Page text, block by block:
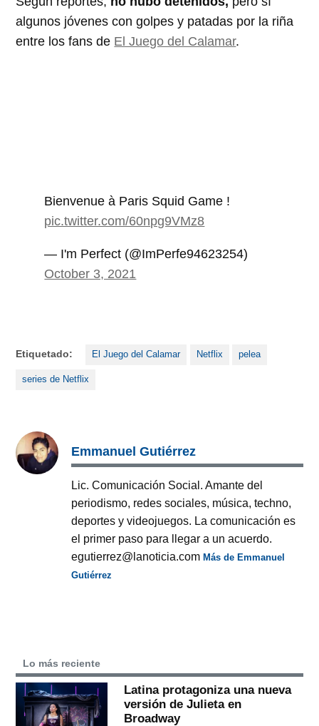
algunos jóvenes con golpes y patadas por la riña
entre los fans de El Juego del Calamar.
Bienvenue à Paris Squid Game !
pic.twitter.com/60npg9VMz8
— I'm Perfect (@ImPerfe94623254)
October 3, 2021
Etiquetado: El Juego del Calamar Netflix pelea
series de Netflix
Emmanuel Gutiérrez
Lic. Comunicación Social. Amante del
periodismo, redes sociales, música, techno,
deportes y videojuegos. La comunicación es
el primer paso para llegar a un acuerdo.
egutierrez@lanoticia.comMás de Emmanuel
Gutiérrez
Lo más reciente
Latina protagoniza una nueva
versión de Julieta en
Broadway